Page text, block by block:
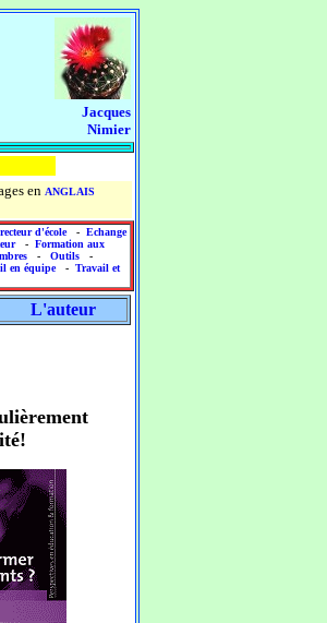
Jacques
Nimier
en ANGLAIS
d'école- Echange
- Formation aux
- Outils -
en équipe- Travail et
L'auteur